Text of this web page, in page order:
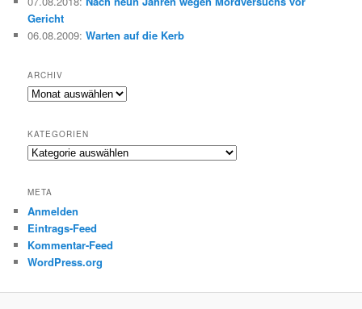
Gericht
06.08.2009:Warten auf die Kerb
ARCHIV
Archiv
KATEGORIEN
Kategorien
META
Anmelden
Eintrags-Feed
Kommentar-Feed
WordPress.org